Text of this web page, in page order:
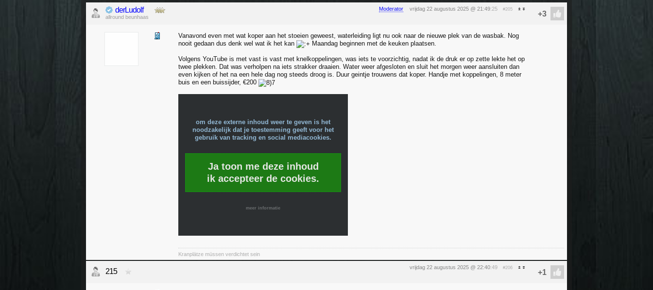
Moderator vrijdag 22 augustus 2025 @ 21:49:25 #205
derLudolf
allround beunhaas
Vanavond even met wat koper aan het stoeien geweest, waterleiding ligt nu ook naar de nieuwe plek van de wasbak. Nog
nooit gedaan dus denk wel wat ik het kan
Maandag beginnen met de keuken plaatsen.
Volgens YouTube is met vast is vast met knelkoppelingen, was iets te voorzichtig, nadat ik de druk er op zette lekte het op
twee plekken. Dat was verholpen na iets strakker draaien. Water weer afgesloten en sluit het morgen weer aansluiten dan
even kijken of het na een hele dag nog steeds droog is. Duur geintje trouwens dat koper. Handje met koppelingen, 8 meter
buis en een buissijder, €200
om deze externe inhoud weer te geven is het
noodzakelijk dat je toestemming geeft voor het
gebruik van tracking en social mediacookies.
Ja toon me deze inhoud
ik accepteer de cookies.
meer informatie
Kranplätze müssen verdichtet sein
vrijdag 22 augustus 2025 @ 22:40:49 #206
215